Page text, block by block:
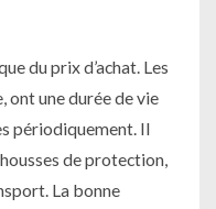
du prix d’achat. Les
ont une durée de vie
périodiquement. Il
de protection,
La bonne